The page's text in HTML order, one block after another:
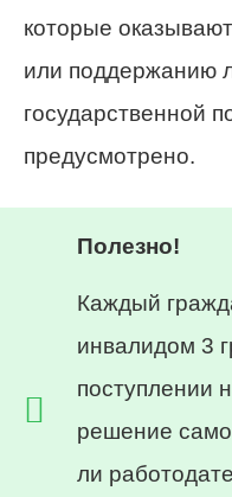
которые
или поддержанию
государственной
предусмотрено.
Полезно!
Каждый
инвалидом 3
поступлении
решение
ли